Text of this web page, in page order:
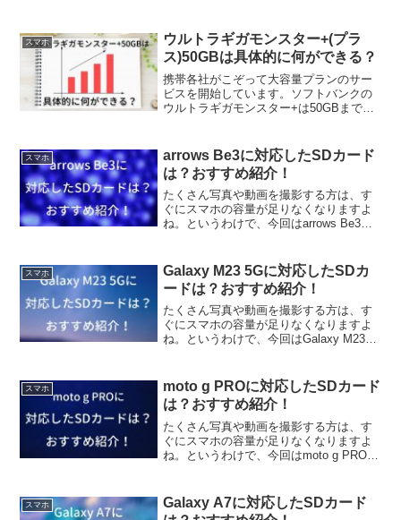
紹介していきます
スマホ
ウルトラギガモンスター+(プラ
ス)50GBは具体的に何ができる？
携帯各社がこぞって大容量プランのサー
ビスを開始しています。ソフトバンクの
ウルトラギガモンスター+は50GBまで速
ができるのか調べてみました。
スマホ
arrows Be3に対応したSDカード
は？おすすめ紹介！
たくさん写真や動画を撮影する方は、す
ぐにスマホの容量が足りなくなりますよ
ね。というわけで、今回はarrows Be3に
ドを紹介していきます
スマホ
Galaxy M23 5Gに対応したSDカ
ードは？おすすめ紹介！
たくさん写真や動画を撮影する方は、す
ぐにスマホの容量が足りなくなりますよ
ね。というわけで、今回はGalaxy M23
カードを紹介していきます
スマホ
moto g PROに対応したSDカード
は？おすすめ紹介！
たくさん写真や動画を撮影する方は、す
ぐにスマホの容量が足りなくなりますよ
ね。というわけで、今回はmoto g PROに
ドを紹介していきます
スマホ
Galaxy A7に対応したSDカード